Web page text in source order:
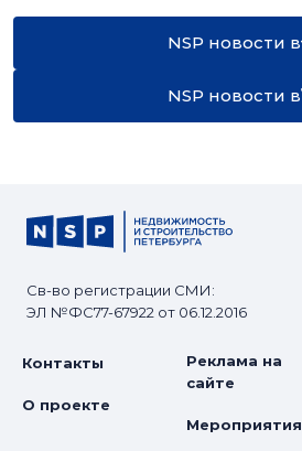
NSP новости в
NSP новости в
Св-во регистрации СМИ:
ЭЛ №ФС77-67922 от 06.12.2016
Контакты
О проекте
Реклама на
сайте
Мероприятия